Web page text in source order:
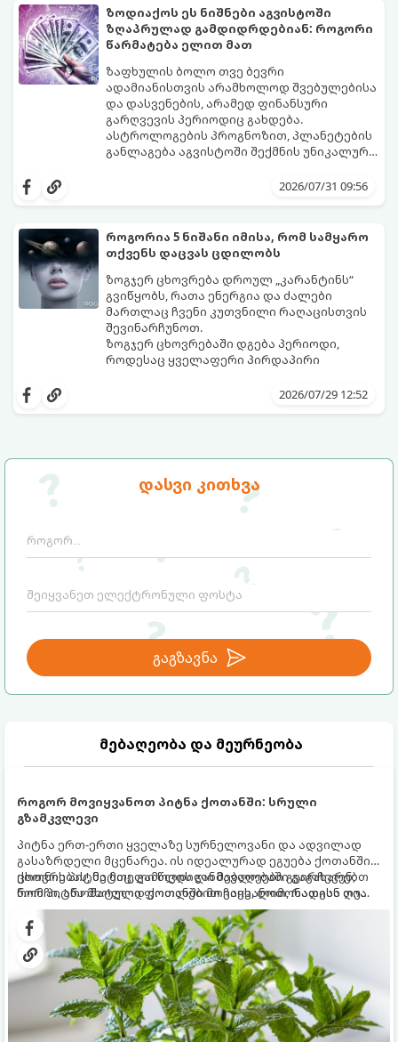
დასვი კითხვა
გაგზავნა
მებაღეობა და მეურნეობა
როგორ მოვიყვანოთ პიტნა ქოთანში: სრული
გზამკვლევი
პიტნა ერთ-ერთი ყველაზე სურნელოვანი და ადვილად
გასაზრდელი მცენარეა. ის იდეალურად ეგუება ქოთანში
ცხოვრებას, მეტიც, გამოცდილი მებაღეები გვირჩევენ,
რომ პიტნა მხოლოდ ქოთანში მოვიყვანოთ, რადგან ღია
გრუნტში (ბაღში) დარგვისას ის ფესვებით ძალიან
სწრაფად ვრცელდება და სხვა მცენარეებს ავიწროებს.
ქოთნის პიტნა მთელი წლის განმავლობაში გაგახარებთ
ნორჩი, არომატული ფოთლებით ჩაის, ლიმონათისა თუ
კერძებისთვის.
ზოდიაქოს ეს ნიშნები აგვისტოში
ზღაპრულად გამდიდრდებიან: როგორი
წარმატება ელით მათ
ზაფხულის ბოლო თვე ბევრი
ადამიანისთვის არამხოლოდ შვებულებისა
და დასვენების, არამედ ფინანსური
გარღვევის პერიოდიც გახდება.
ასტროლოგების პროგნოზით, პლანეტების
განლაგება აგვისტოში შექმნის უნიკალურ
ზოდიაქოს 4 ნიშანს ფინანსური წარმატების
შორის, ვისაც აგვისტოში ფინანსური
2026/07/31 09:56
როგორია 5 ნიშანი იმისა, რომ სამყარო
თქვენს დაცვას ცდილობს
ზოგჯერ ცხოვრება დროულ „კარანტინს“
გვიწყობს, რათა ენერგია და ძალები
მართლაც ჩვენი კუთვნილი რაღაცისთვის
შევინარჩუნოთ.
ზოგჯერ ცხოვრებაში დგება პერიოდი,
როდესაც ყველაფერი პირდაპირი
იშლება მნიშვნელოვანი გარიგებები,
ასეთ მომენტებში ადვილია
ეზოთერიკასა და ფსიქოლოგიაში ეს
ფენომენი ხშირად სხვანაირად
რეალური, მაგრამ ჯერ კიდევ უხილავი
საფრთხისგან შორს მივყავართ.
მომხდარი მარცხი სასჯელი კი არა,
სამყაროს მცდელობაა:
2026/07/29 12:52